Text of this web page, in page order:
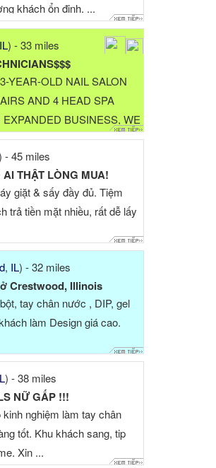
khách ổn định. ...
IL) - 33 miles
YEAR-OLD NAIL SALON
AND 4 HEAD SPA
BUSINESS, WE
EXPERIENCED (AT LEAST
WORKING
TIME OR 4+ DAYS
- 45 miles
THẬT LÒNG MUA!
giặt & sấy đầy đủ. Tiệm
trả tiền mặt nhiều, rất dễ lấy
, IL) - 32 miles
Crestwood, Illinois
tay chân nước , DIP, gel
làm Design giá cao.
) - 38 miles
NỮ GẤP !!!
nghiệm làm tay chân
tốt. Khu khách sang, tip
Xin ...